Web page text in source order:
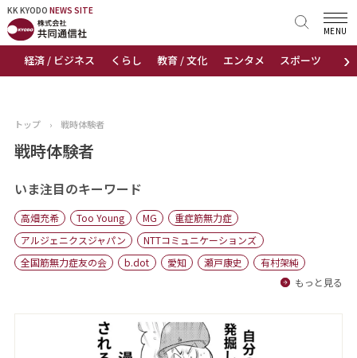
KK KYODO NEWS SITE
›
経済 / ビジネス くらし 教育 / 文化 エンタメ スポーツ 地域
MENU
KK KYODONEWS SITE
トップページ
ニュース
おすすめコンテンツ
出版物
会社概要
トップ › 戦時体験者
戦時体験者
いま注目のキーワード
高畑充希 Too Young MG
重症筋無力症
アルジェニクスジャパン
NTTコミュニケーションズ
全国筋無力症友の会
b.dot 愛知 瀬戸康史
有村架純
もっと見る